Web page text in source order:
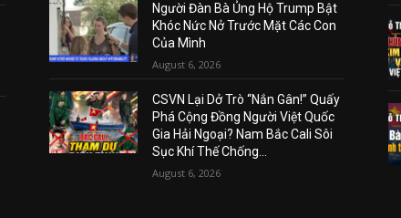
Người Đàn Bà Ủng Hộ Trump Bật
Khóc Nức Nở Trước Mặt Các Con
Của Mình
August 6, 2026
CSVN Lại Dở Trò “Nắn Gân!” Quấy
Phá Cộng Đồng Người Việt Quốc
Gia Hải Ngoại? Nam Bắc Cali Sôi
Sục Khí Thế Chống...
August 6, 2026